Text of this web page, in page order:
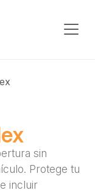
sin
Protege tu
incluir